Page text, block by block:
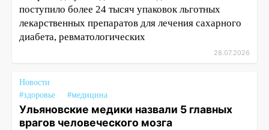
поступило более 24 тысяч упаковок льготных
лекарственных препаратов для лечения сахарного
диабета, ревматологических
28.07.2026
Новости
#здоровье
#медицина
Ульяновские медики назвали 5 главных
врагов человеческого мозга